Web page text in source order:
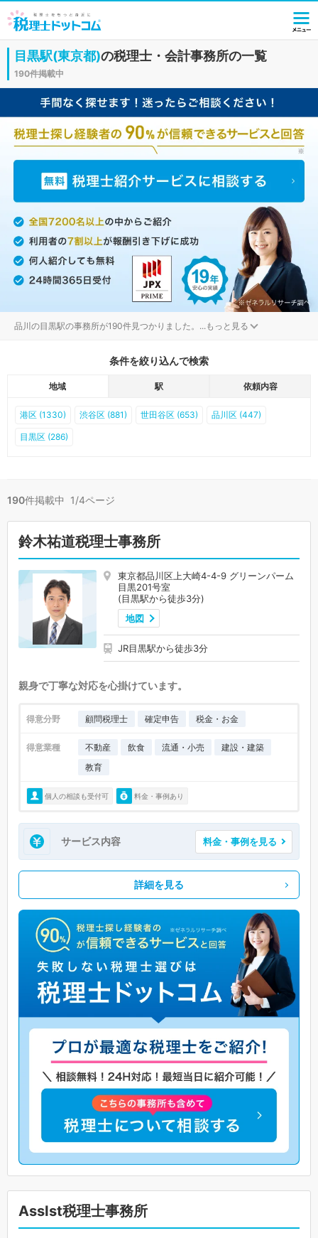
目黒駅(東京都)の税理士・会計事務所の一覧
190件掲載中
品川の目黒駅の事務所が190件見つかりました。 ...もっと見る
条件を絞り込んで検索
地域 駅 依頼内容
港区 (1330) 渋谷区 (881) 世田谷区 (653) 品川区 (447)
目黒区 (286)
190件掲載中 1/4ページ
鈴木祐道税理士事務所
東京都品川区上大崎4-4-9 グリーンパーム
目黒201号室
(目黒駅から徒歩3分)
地図
JR目黒駅から徒歩3分
親身で丁寧な対応を心掛けています。
得意分野 顧問税理士 確定申告 税金・お金
得意業種 不動産 飲食 流通・小売
建設・建築
教育
個人の相談も受付可 料金・事例あり
サービス内容 料金・事例を見る
詳細を見る
AssIst税理士事務所